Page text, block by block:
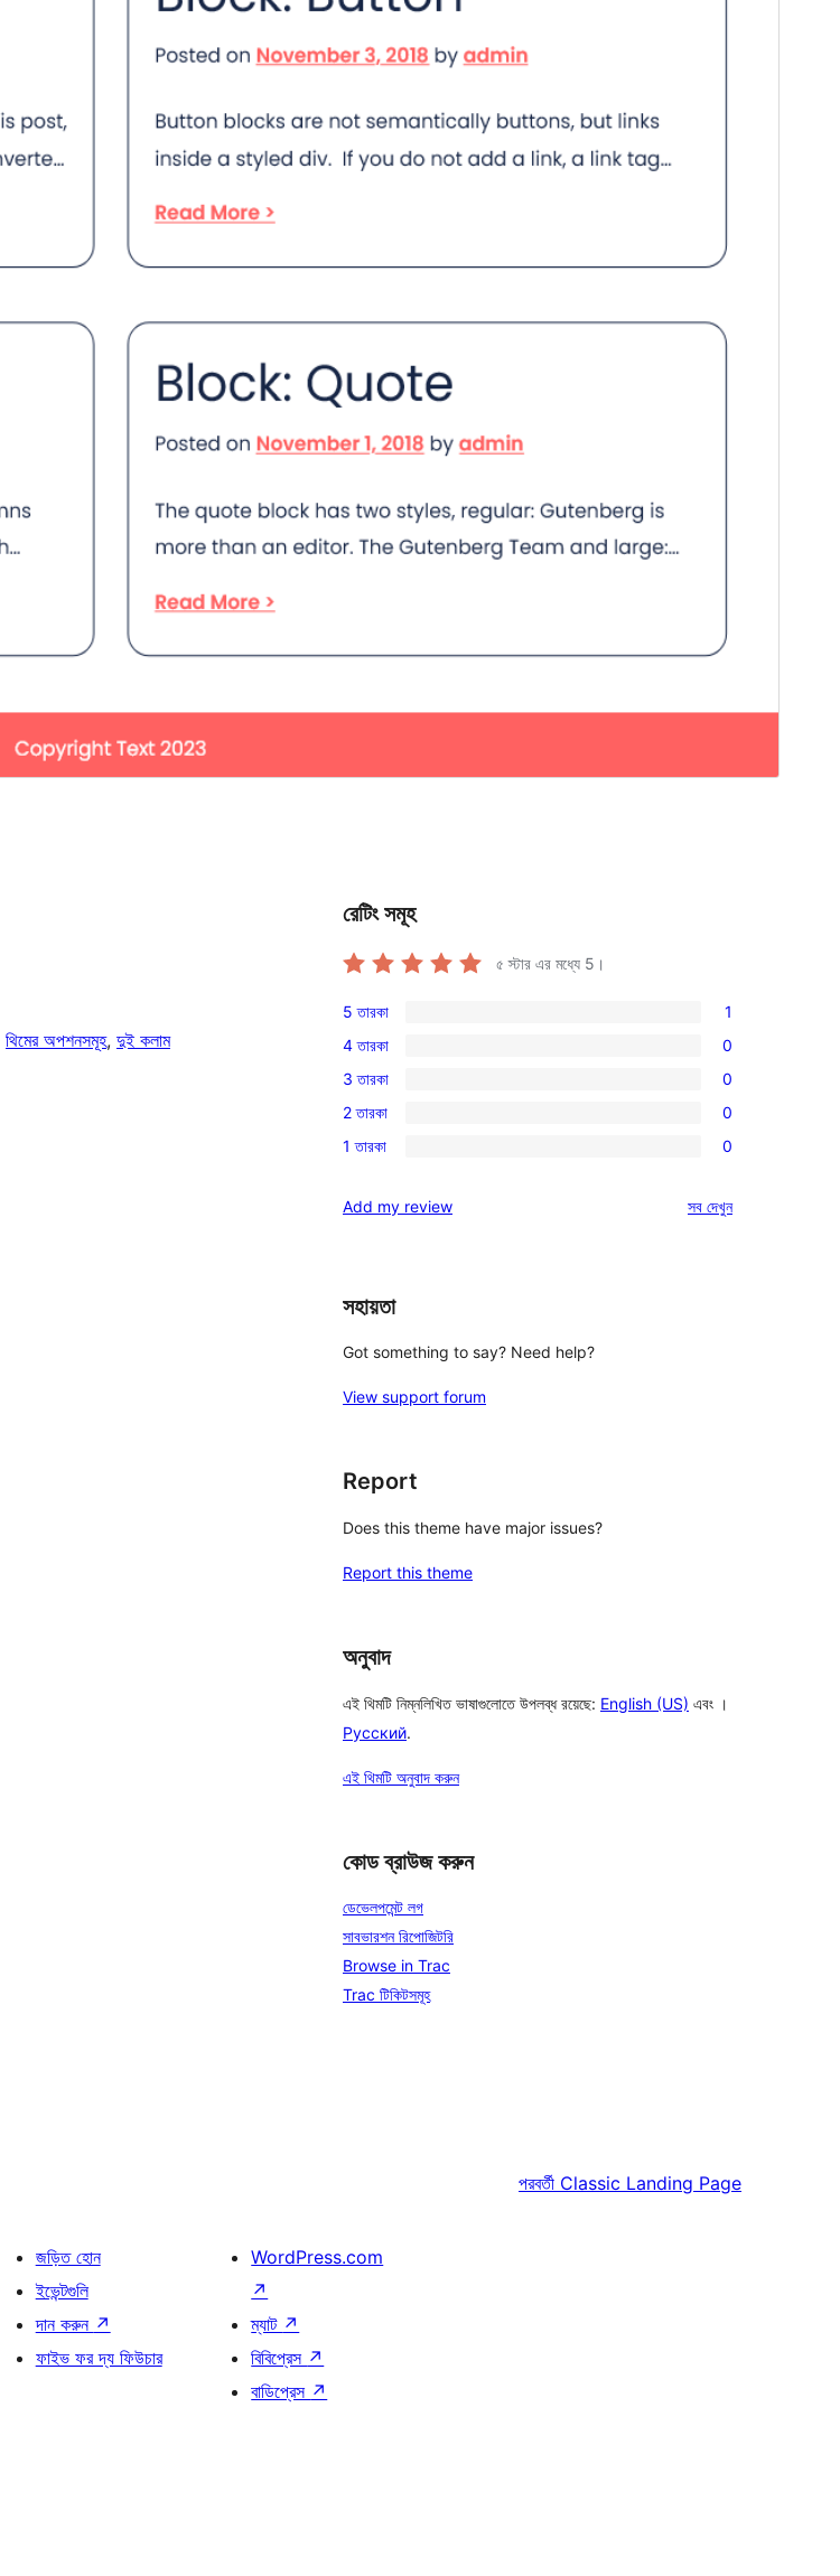
থিমের অপশনসমূহ, দুই কলাম
রেটিং সমূহ
৫ স্টার এর মধ্যে 5 ।
1টি
5-
স্টার
রিভিউ
5 তারকা 1
0টি
4-
স্টার
রিভিউ
4 তারকা 0
0টি
3-
স্টার
3 তারকা 0
0টি
2-
রিভিউ
2 তারকা 0
0টি
স্টার
1 তারকা 0
Add my review সবরিভিউ
দেখুন
সহায়তা
Got something to say? Need help?
View support forum
Report
Does this theme have major issues?
Report this theme
অনুবাদ
এই থিমটি নিম্নলিখিত ভাষাগুলোতে উপলব্ধ রয়েছে: English (US) এবং ।
Русский.
এই থিমটি অনুবাদ করুন
কোড ব্রাউজ করুন
ডেভেলপমেন্ট লগ
সাবভারশন রিপোজিটরি
Browse in Trac
Trac টিকিটসমূহ
পরবর্তী Classic Landing Page
জড়িত হোন
ইভেন্টগুলি
দান করুন ↗
ফাইভ ফর দ্য ফিউচার
WordPress.com
↗
ম্যাট ↗
বিবিপ্রেস ↗
বাডিপ্রেস ↗